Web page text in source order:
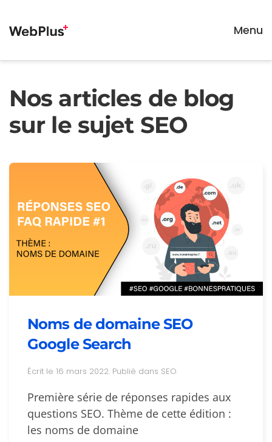
Passer au contenu principal Menu
Nos articles de blog
sur le sujet SEO
Noms de domaine SEO
Google Search
Écrit le 16 mars 2022. Publié dans SEO.
Première série de réponses rapides aux
questions SEO. Thème de cette édition :
les noms de domaine